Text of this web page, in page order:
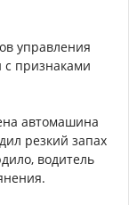
управления
с признаками
автомашина
резкий запах
водитель